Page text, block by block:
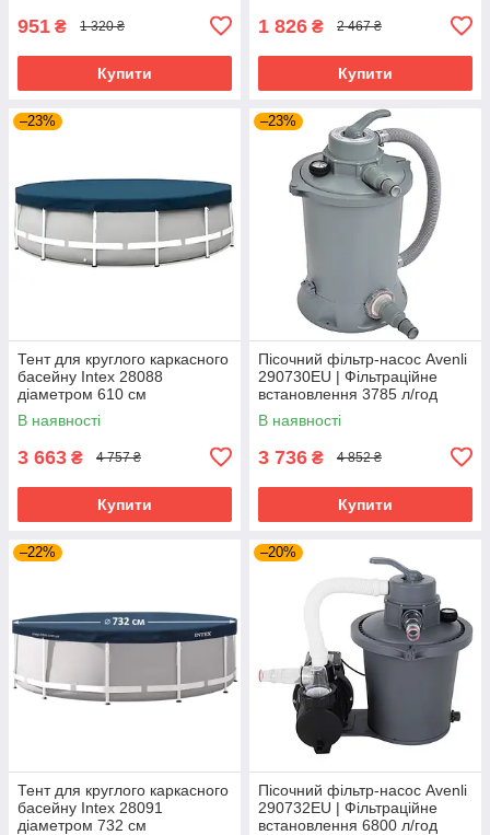
951 ₴ 1 320 ₴
Купити
1 826 ₴ 2 467 ₴
Купити
–23%
Тент для круглого каркасного
басейну Intex 28088
діаметром 610 см
В наявності
3 663 ₴ 4 757 ₴
Купити
–23%
Пісочний фільтр-насос Avenli
290730EU | Фільтраційне
встановлення 3785 л/год
В наявності
3 736 ₴ 4 852 ₴
Купити
–22%
Тент для круглого каркасного
басейну Intex 28091
діаметром 732 см
–20%
Пісочний фільтр-насос Avenli
290732EU | Фільтраційне
встановлення 6800 л/год